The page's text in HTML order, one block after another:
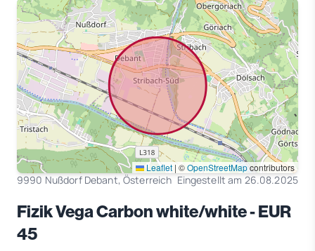
Leaflet | ©OpenStreetMapcontributors
9990 Nußdorf Debant, Österreich Eingestellt am 26.08.2025
Fizik Vega Carbon white/white - EUR
45